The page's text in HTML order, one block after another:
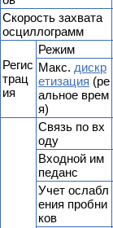
Скорость захвата
осциллограмм
Регис
трац
ия
Режим
Макс. дискр
етизация (ре
альное врем
я)
Связь по вх
оду
Входной им
педанс
Учет ослабл
ения пробни
ков